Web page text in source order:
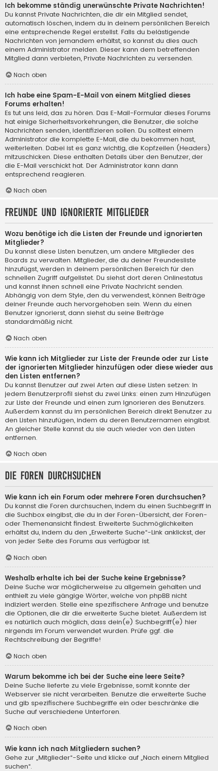
Ich bekomme ständig unerwünschte Private Nachrichten!
Du kannst Private Nachrichten, die dir ein Mitglied sendet,
automatisch löschen, indem du in deinem persönlichen Bereich
eine entsprechende Regel erstellst. Falls du belästigende
Nachrichten von jemandem erhältst, so kannst du dies auch
einem Administrator melden. Dieser kann dem betreffenden
Mitglied dann verbieten, Private Nachrichten zu versenden.
Nach oben
Ich habe eine Spam-E-Mail von einem Mitglied dieses
Forums erhalten!
Es tut uns leid, das zu hören. Das E-Mail-Formular dieses Forums
hat einige Sicherheitsvorkehrungen, die Benutzer, die solche
Nachrichten senden, identifizieren sollen. Du solltest einem
Administrator die komplette E-Mail, die du bekommen hast,
weiterleiten. Dabei ist es ganz wichtig, die Kopfzeilen (Headers)
mitzuschicken. Diese enthalten Details über den Benutzer, der
die E-Mail verschickt hat. Der Administrator kann dann
entsprechend reagieren.
Nach oben
Freunde und ignorierte Mitglieder
Wozu benötige ich die Listen der Freunde und ignorierten
Mitglieder?
Du kannst diese Listen benutzen, um andere Mitglieder des
Boards zu verwalten. Mitglieder, die du deiner Freundesliste
hinzufügst, werden in deinem persönlichen Bereich für den
schnellen Zugriff aufgelistet. Du siehst dort deren Onlinestatus
und kannst ihnen schnell eine Private Nachricht senden.
Abhängig von dem Style, den du verwendest, können Beiträge
deiner Freunde auch hervorgehoben sein. Wenn du einen
Benutzer ignorierst, dann siehst du seine Beiträge
standardmäßig nicht.
Nach oben
Wie kann ich Mitglieder zur Liste der Freunde oder zur Liste
der ignorierten Mitglieder hinzufügen oder diese wieder aus
den Listen entfernen?
Du kannst Benutzer auf zwei Arten auf diese Listen setzen: In
jedem Benutzerprofil siehst du zwei Links: einen zum Hinzufügen
zur Liste der Freunde und einen zum Ignorieren des Benutzers.
Außerdem kannst du im persönlichen Bereich direkt Benutzer zu
den Listen hinzufügen, indem du deren Benutzernamen eingibst.
An gleicher Stelle kannst du sie auch wieder von den Listen
entfernen.
Nach oben
Die Foren durchsuchen
Wie kann ich ein Forum oder mehrere Foren durchsuchen?
Du kannst die Foren durchsuchen, indem du einen Suchbegriff in
die Suchbox eingibst, die du in der Foren-Übersicht, der Foren-
oder Themenansicht findest. Erweiterte Suchmöglichkeiten
erhältst du, indem du den „Erweiterte Suche“-Link anklickst, der
von jeder Seite des Forums aus verfügbar ist.
Nach oben
Weshalb erhalte ich bei der Suche keine Ergebnisse?
Deine Suche war möglicherweise zu allgemein gehalten und
enthielt zu viele gängige Wörter, welche von phpBB nicht
indiziert werden. Stelle eine spezifischere Anfrage und benutze
die Optionen, die dir die erweiterte Suche bietet. Außerdem ist
es natürlich auch möglich, dass dein(e) Suchbegriff(e) hier
nirgends im Forum verwendet wurden. Prüfe ggf. die
Rechtschreibung der Begriffe!
Nach oben
Warum bekomme ich bei der Suche eine leere Seite?
Deine Suche lieferte zu viele Ergebnisse, somit konnte der
Webserver sie nicht verarbeiten. Benutze die erweiterte Suche
und gib spezifischere Suchbegriffe ein oder beschränke die
Suche auf verschiedene Unterforen.
Nach oben
Wie kann ich nach Mitgliedern suchen?
Gehe zur „Mitglieder“-Seite und klicke auf „Nach einem Mitglied
suchen“.